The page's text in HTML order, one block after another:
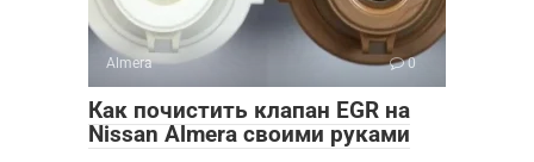
Almera 0
Как почистить клапан EGR на
Nissan Almera своими руками